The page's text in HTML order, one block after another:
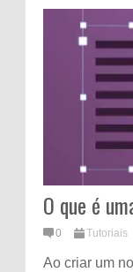
O que é
0 Tutoriais
Ao criar um